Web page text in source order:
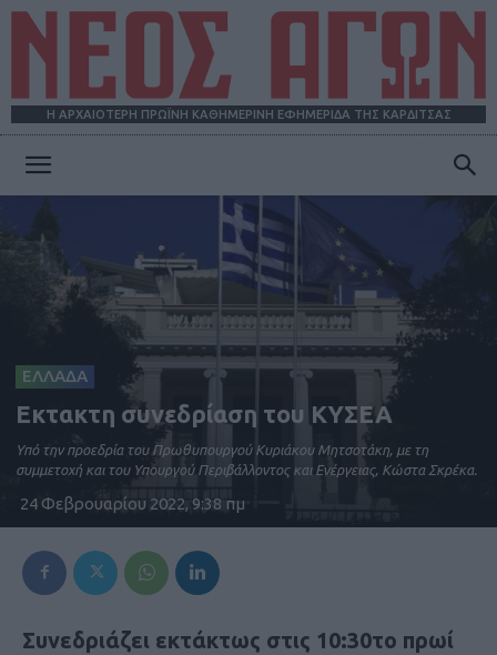
Η ΑΡΧΑΙΟΤΕΡΗ ΠΡΩΪΝΗ ΚΑΘΗΜΕΡΙΝΗ ΕΦΗΜΕΡΙΔΑ ΤΗΣ ΚΑΡΔΙΤΣΑΣ
ΑΓΩΝ
ΕΛΛΑΔΑ
Εκτακτη συνεδρίαση του ΚΥΣΕΑ
Υπό την προεδρία του Πρωθυπουργού Κυριάκου Μητσοτάκη, με τη
συμμετοχή και του Υπουργού Περιβάλλοντος και Ενέργειας, Κώστα Σκρέκα.
24 Φεβρουαρίου 2022, 9:38 πμ
Συνεδριάζει εκτάκτως στις 10:30το πρωί